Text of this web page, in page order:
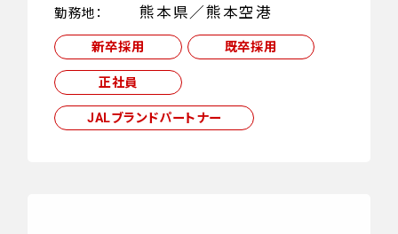
勤務地： 熊本県／熊本空港
新卒採用 既卒採用
正社員
JALブランドパートナー